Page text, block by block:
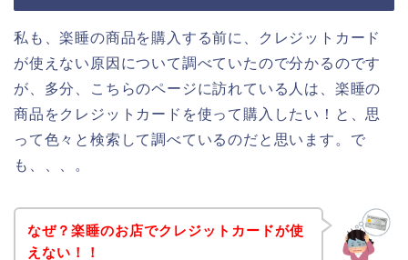
私も、楽睡の商品を購入する前に、クレジットカード
が使えない原因について調べていたので分かるのです
が、多分、こちらのページに訪れている人は、楽睡の
商品をクレジットカードを使って購入したい！と、思
って色々と検索して調べているのだと思います。で
も、、、。
なぜ？楽睡のお店でクレジットカードが使
えない！！